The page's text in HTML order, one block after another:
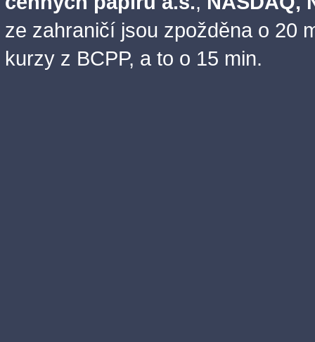
ze zahraničí jsou zpožděna o 20
kurzy z BCPP, a to o 15 min.